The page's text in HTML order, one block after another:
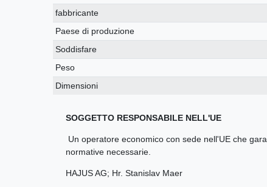
fabbricante
Paese di produzione
Soddisfare
Peso
Dimensioni
SOGGETTO RESPONSABILE NELL'UE
Un operatore economico con sede nell'UE che
normative necessarie.
HAJUS AG; Hr. Stanislav Maer